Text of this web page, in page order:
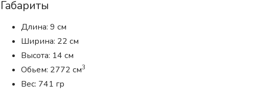
Габариты
Длина: 9 см
Ширина: 22 см
Высота: 14 см
Обьем: 2772 см3
Вес: 741 гр